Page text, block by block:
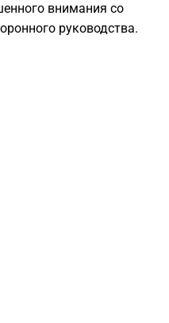
внимания со
руководства.